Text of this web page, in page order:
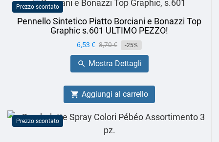
Prezzo scontato
Pennello Sintetico Piatto Borciani e Bonazzi Top
Graphic s.601 ULTIMO PEZZO!
Prezzo
6,53 € Prezzo
base
8,70 € -25%
 Mostra Dettagli
 Aggiungi al carrello
Prezzo scontato